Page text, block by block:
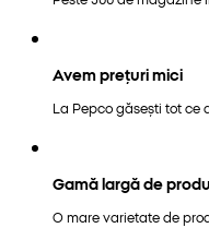
Avem prețuri mici
La Pepco găsești tot ce
Gamă largă de
O mare varietate de